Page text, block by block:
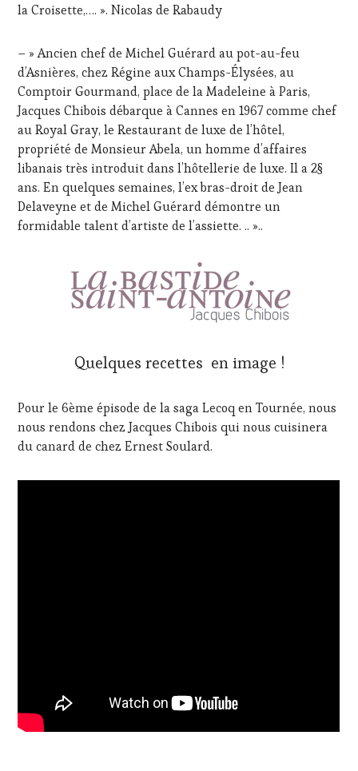
la Croisette,…. ». Nicolas de Rabaudy
– » Ancien chef de Michel Guérard au pot-au-feu
d’Asnières, chez Régine aux Champs-Élysées, au
Comptoir Gourmand, place de la Madeleine à Paris,
Jacques Chibois débarque à Cannes en 1967 comme chef
au Royal Gray, le Restaurant de luxe de l’hôtel,
propriété de Monsieur Abela, un homme d’affaires
libanais très introduit dans l’hôtellerie de luxe. Il a 2§
ans. En quelques semaines, l’ex bras-droit de Jean
Delaveyne et de Michel Guérard démontre un
formidable talent d’artiste de l’assiette. .. »..
Quelques recettes en image !
Pour le 6ème épisode de la saga Lecoq en Tournée, nous
nous rendons chez Jacques Chibois qui nous cuisinera
du canard de chez Ernest Soulard.